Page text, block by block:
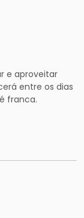
e aproveitar
entre os dias
franca.